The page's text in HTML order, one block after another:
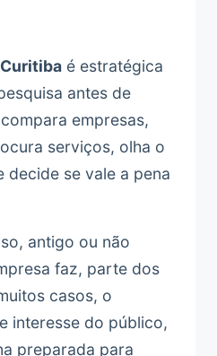
é estratégica
antes de
empresas,
serviços, olha o
decide se vale a pena
antigo ou não
faz, parte dos
casos, o
interesse do público,
preparada para